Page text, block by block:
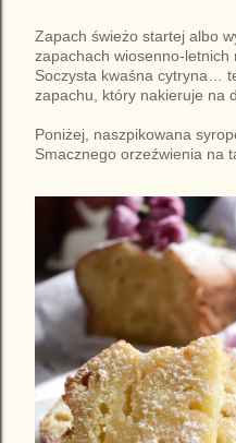
Zapach świeżo startej albo
zapachach wiosenno-letnich
Soczysta kwaśna cytryna…
zapachu, który nakieruje na
Poniżej, naszpikowana
Smacznego orzeźwienia na